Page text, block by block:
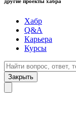
Хабр
Q&A
Карьера
Курсы
Закрыть